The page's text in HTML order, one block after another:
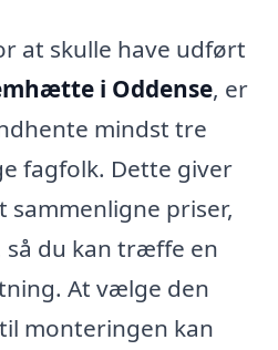
at skulle have udført
i Oddense, er
mindst tre
fagfolk. Dette giver
priser,
så du kan træffe en
At vælge den
monteringen kan